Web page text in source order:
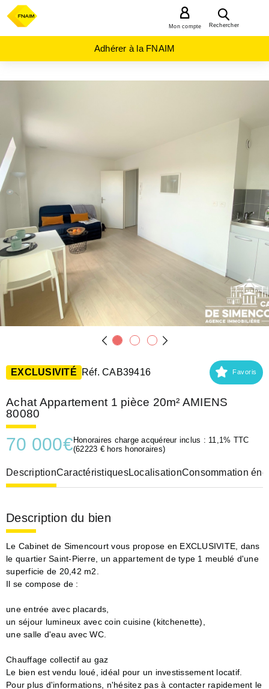
Rechercher
Mon compte
Adhérer à la FNAIM
SOMME
(80)
AMIENS
(80080)
EXCLUSIVITÉ Réf. CAB39416 Favoris
Achat Appartement 1 pièce 20m² AMIENS
80080
70 000€ Honoraires charge acquéreur inclus : 11,1% TTC
(62223 € hors honoraires)
DescriptionCaractéristiquesLocalisationConsommation
Description du bien
Le Cabinet de Simencourt vous propose en EXCLUSIVITE, dans
le quartier Saint-Pierre, un appartement de type 1 meublé d'une
superficie de 20,42 m2.
Il se compose de :
une entrée avec placards,
un séjour lumineux avec coin cuisine (kitchenette),
une salle d'eau avec WC.
Chauffage collectif au gaz
Le bien est vendu loué, idéal pour un investissement locatif.
Pour plus d'informations, n'hésitez pas à contacter rapidement le